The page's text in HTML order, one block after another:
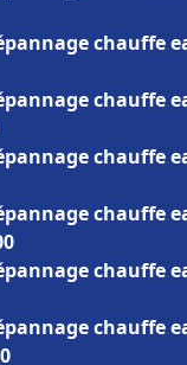
chauffe
chauffe
chauffe
chauffe
chauffe
chauffe